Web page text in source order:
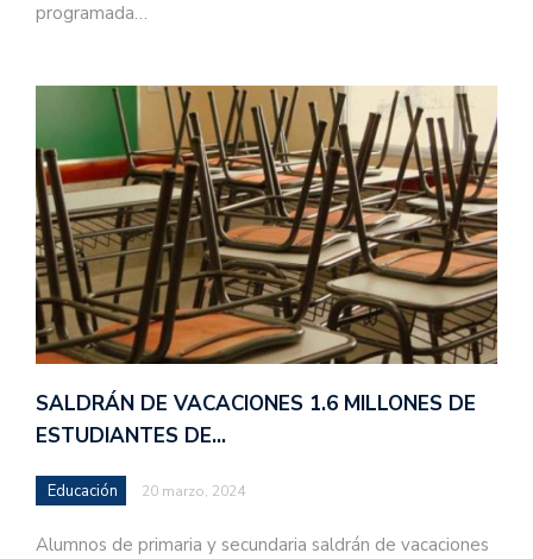
programada…
SALDRÁN DE VACACIONES 1.6 MILLONES DE
ESTUDIANTES DE…
Educación 20 marzo, 2024
Alumnos de primaria y secundaria saldrán de vacaciones